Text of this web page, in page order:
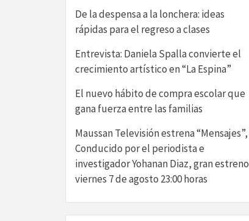
De la despensa a la lonchera: ideas
rápidas para el regreso a clases
Entrevista: Daniela Spalla convierte el
crecimiento artístico en “La Espina”
El nuevo hábito de compra escolar que
gana fuerza entre las familias
Maussan Televisión estrena “Mensajes”,
Conducido por el periodista e
investigador Yohanan Diaz, gran estreno
viernes 7 de agosto 23:00 horas